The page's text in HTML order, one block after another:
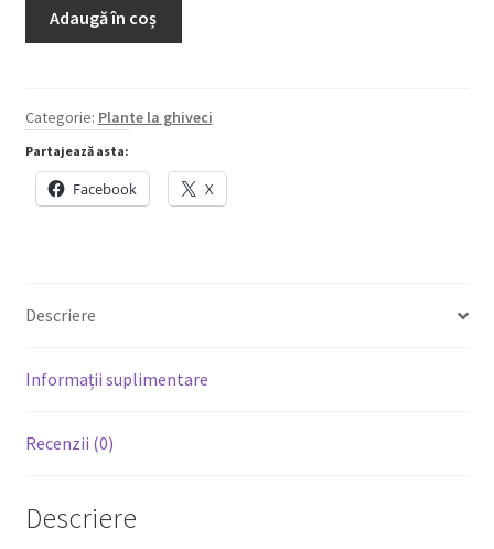
Adaugă în coș
Categorie: Plante la ghiveci
Partajează asta:
Facebook X
Descriere
Informații suplimentare
Recenzii (0)
Descriere